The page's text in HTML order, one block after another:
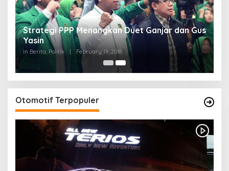
Strategi PPP Menangkan Duet Ganjar dan Gus
Yasin
In Berita, Politik February 19, 2018
Otomotif Terpopuler